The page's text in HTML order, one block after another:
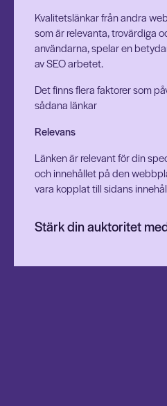
Kvalitetslänkar från andra
som är relevanta, trovärdiga
användarna, spelar en
av SEO arbetet.
Det finns flera faktorer som
sådana länkar
Relevans
Länken är relevant för din
och innehållet på den
vara kopplat till sidans
Stärk din auktoritet